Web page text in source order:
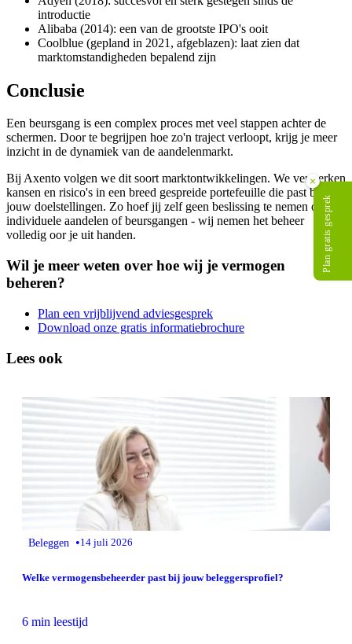
introductie
Alibaba (2014): een van de grootste IPO's ooit
Coolblue (gepland in 2021, afgeblazen): laat zien dat
marktomstandigheden bepalend zijn
Conclusie
Een beursgang is een complex proces met veel stappen achter de
schermen. Door te begrijpen hoe zo'n traject verloopt, krijg je meer
inzicht in de dynamiek van de aandelenmarkt.
Bij Axento volgen we dit soort marktontwikkelingen. We verwerken
kansen en risico's in een breed gespreide portefeuille die past bij
jouw doelstellingen. Zo hoef jij zelf geen beslissing te nemen over
individuele aandelen of beursgangen - wij nemen het beheer
volledig oor je uit handen.
Wil je meer weten over hoe wij je vermogen
beheren?
Plan een vrijblijvend adviesgesprek
Download onze gratis informatiebrochure
Lees ook
Beleggen •14 juli 2026
Welke vermogensbeheerder past bij jouw beleggersprofiel?
6 min leestijd
×
Plan gratis gesprek